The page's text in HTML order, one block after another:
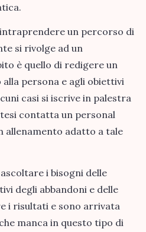
un percorso di
si rivolge ad un
è quello di redigere un
persona e agli obiettivi
casi si iscrive in palestra
contatta un personal
allenamento adatto a tale
i bisogni delle
degli abbandoni e delle
i risultati e sono arrivata
manca in questo tipo di